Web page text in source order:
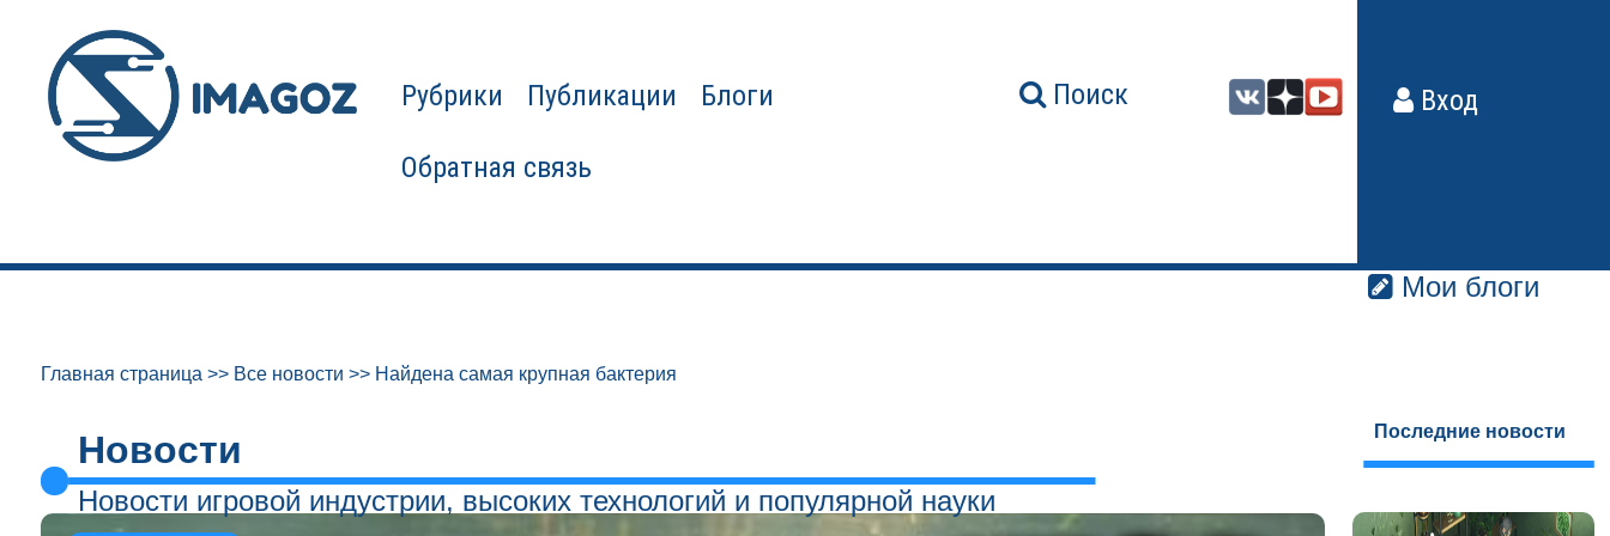
Рубрики Публикации Блоги
Обратная связь
Поиск Вход
Мои блоги
Главная страница >> Все новости >> Найдена самая крупная бактерия
Новости
Новости игровой индустрии, высоких технологий и популярной науки
Последние новости